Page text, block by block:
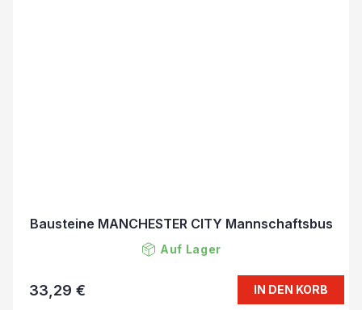
Bausteine MANCHESTER CITY Mannschaftsbus
Auf Lager
33,29 € IN DEN KORB